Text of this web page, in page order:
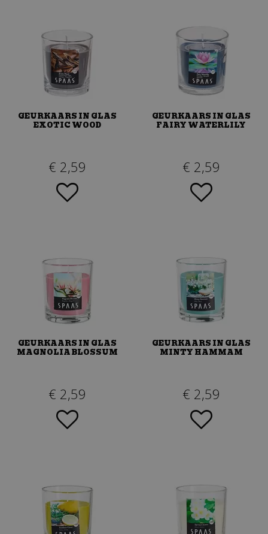
GEURKAARS IN GLAS
EXOTIC WOOD
€ 2,59
GEURKAARS IN GLAS
FAIRY WATERLILY
€ 2,59
GEURKAARS IN GLAS
MAGNOLIA BLOSSUM
€ 2,59
GEURKAARS IN GLAS
MINTY HAMMAM
€ 2,59